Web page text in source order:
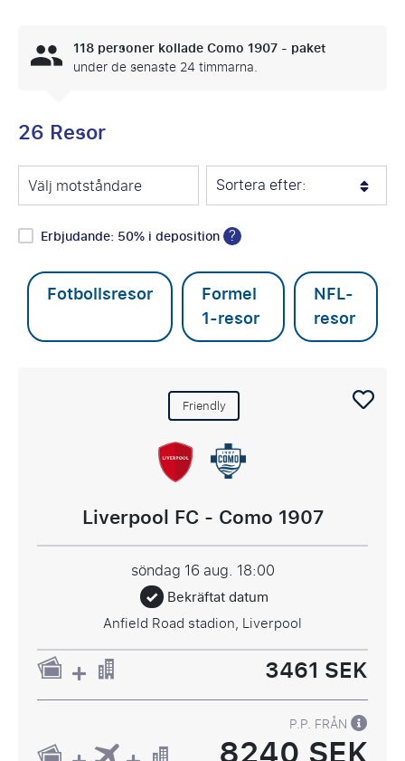
118personer kollade Como 1907 - paket
under de senaste 24 timmarna.
26 Resor
Välj motståndare Sortera efter:
Erbjudande: 50% i deposition ?
Fotbollsresor Formel
1-resor
NFL-
resor
Friendly
Liverpool FC - Como 1907
söndag 16 aug. 18:00
Bekräftat datum
Anfield Road stadion, Liverpool
3461 SEK
P.P. FRÅN